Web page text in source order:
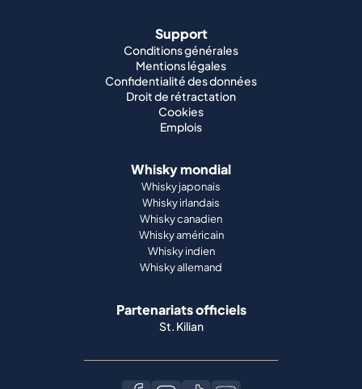
Support
Conditions générales
Mentions légales
Confidentialité des données
Droit de rétractation
Cookies
Emplois
Whisky mondial
Whisky japonais
Whisky irlandais
Whisky canadien
Whisky américain
Whisky indien
Whisky allemand
Partenariats officiels
St. Kilian